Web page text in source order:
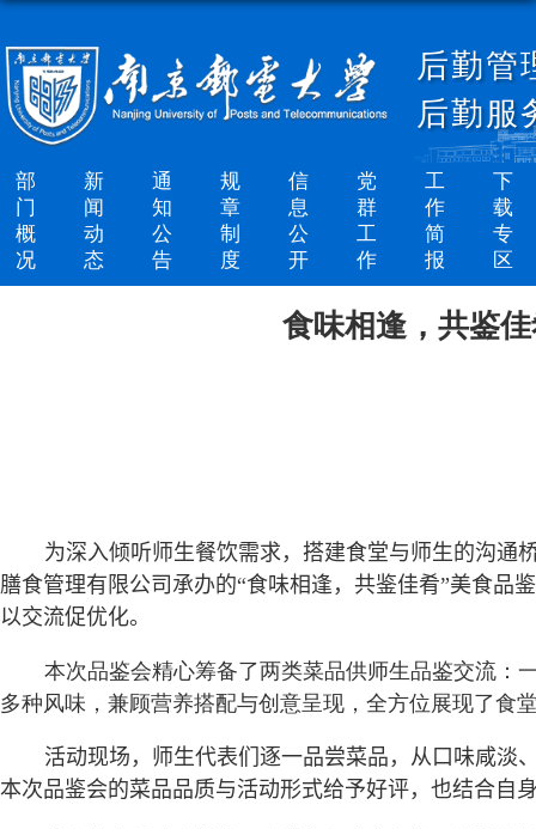
后勤管
后勤服
部
门
概
况
新
闻
动
态
通
知
公
告
规
章
制
度
信
息
公
开
党
群
工
作
工
作
简
报
下
载
专
区
食味相逢，共鉴
为深入倾听师生餐饮需求，搭建食堂与师生的沟通
膳食管理有限公司承办的“食味相逢，共鉴佳肴”美食品
以交流促优化。
本次品鉴会精心筹备了两类菜品供师生品鉴交流：
多种风味，兼顾营养搭配与创意呈现，全方位展现了食
活动现场 ， 师生代表们逐一品尝菜品，从口味咸淡
本次品鉴会的菜品品质与活动形式给予好评，也结合自